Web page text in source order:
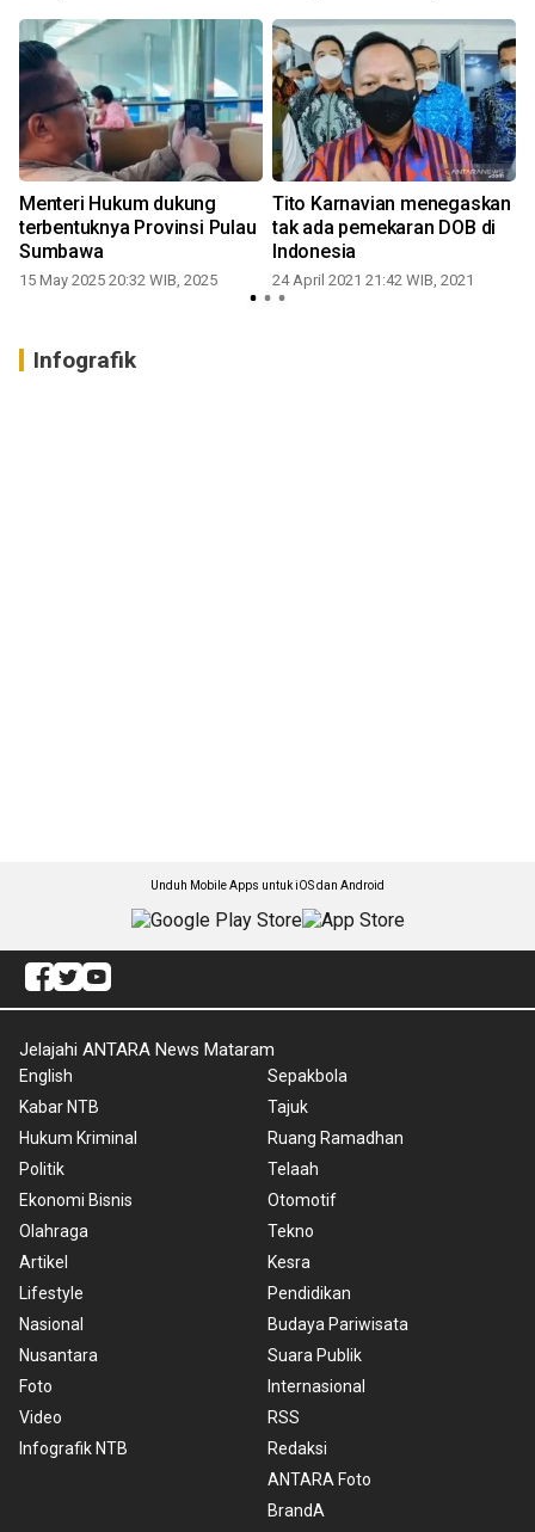
Menteri Hukum dukung
terbentuknya Provinsi Pulau
Sumbawa
15 May 2025 20:32 WIB, 2025
Tito Karnavian menegaskan
tak ada pemekaran DOB di
Indonesia
24 April 2021 21:42 WIB, 2021
Infografik
Unduh Mobile Apps untuk iOS dan Android
Jelajahi ANTARA News Mataram
English
Kabar NTB
Hukum Kriminal
Politik
Ekonomi Bisnis
Olahraga
Artikel
Lifestyle
Nasional
Nusantara
Foto
Video
Infografik NTB
Sepakbola
Tajuk
Ruang Ramadhan
Telaah
Otomotif
Tekno
Kesra
Pendidikan
Budaya Pariwisata
Suara Publik
Internasional
RSS
Redaksi
ANTARA Foto
BrandA